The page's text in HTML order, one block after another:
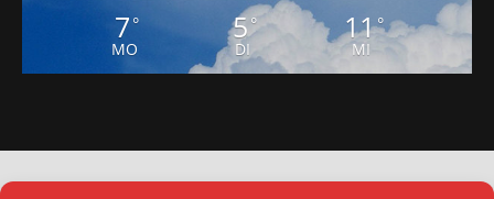
7 °
MO
5°
DI
11°
MI